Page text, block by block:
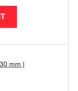
mm |